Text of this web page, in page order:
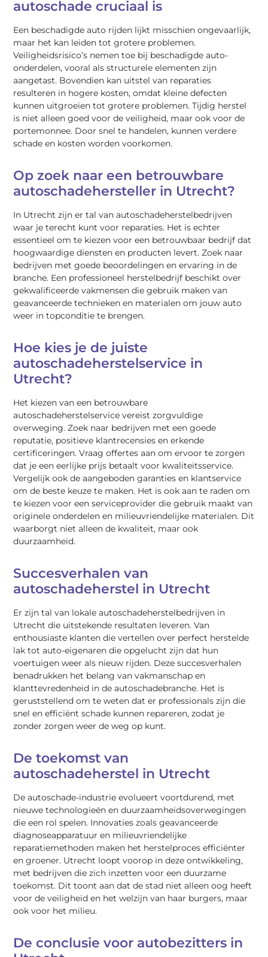
autoschade cruciaal is
Een beschadigde auto rijden lijkt misschien ongevaarlijk,
maar het kan leiden tot grotere problemen.
Veiligheidsrisico’s nemen toe bij beschadigde auto-
onderdelen, vooral als structurele elementen zijn
aangetast. Bovendien kan uitstel van reparaties
resulteren in hogere kosten, omdat kleine defecten
kunnen uitgroeien tot grotere problemen. Tijdig herstel
is niet alleen goed voor de veiligheid, maar ook voor de
portemonnee. Door snel te handelen, kunnen verdere
schade en kosten worden voorkomen.
Op zoek naar een betrouwbare
autoschadehersteller in Utrecht?
In Utrecht zijn er tal van autoschadeherstelbedrijven
waar je terecht kunt voor reparaties. Het is echter
essentieel om te kiezen voor een betrouwbaar bedrijf dat
hoogwaardige diensten en producten levert. Zoek naar
bedrijven met goede beoordelingen en ervaring in de
branche. Een professioneel herstelbedrijf beschikt over
gekwalificeerde vakmensen die gebruik maken van
geavanceerde technieken en materialen om jouw auto
weer in topconditie te brengen.
Hoe kies je de juiste
autoschadeherstelservice in
Utrecht?
Het kiezen van een betrouwbare
autoschadeherstelservice vereist zorgvuldige
overweging. Zoek naar bedrijven met een goede
reputatie, positieve klantrecensies en erkende
certificeringen. Vraag offertes aan om ervoor te zorgen
dat je een eerlijke prijs betaalt voor kwaliteitsservice.
Vergelijk ook de aangeboden garanties en klantservice
om de beste keuze te maken. Het is ook aan te raden om
te kiezen voor een serviceprovider die gebruik maakt van
originele onderdelen en milieuvriendelijke materialen. Dit
waarborgt niet alleen de kwaliteit, maar ook
duurzaamheid.
Succesverhalen van
autoschadeherstel in Utrecht
Er zijn tal van lokale autoschadeherstelbedrijven in
Utrecht die uitstekende resultaten leveren. Van
enthousiaste klanten die vertellen over perfect herstelde
lak tot auto-eigenaren die opgelucht zijn dat hun
voertuigen weer als nieuw rijden. Deze succesverhalen
benadrukken het belang van vakmanschap en
klanttevredenheid in de autoschadebranche. Het is
geruststellend om te weten dat er professionals zijn die
snel en efficiënt schade kunnen repareren, zodat je
zonder zorgen weer de weg op kunt.
De toekomst van
autoschadeherstel in Utrecht
De autoschade-industrie evolueert voortdurend, met
nieuwe technologieën en duurzaamheidsoverwegingen
die een rol spelen. Innovaties zoals geavanceerde
diagnoseapparatuur en milieuvriendelijke
reparatiemethoden maken het herstelproces efficiënter
en groener. Utrecht loopt voorop in deze ontwikkeling,
met bedrijven die zich inzetten voor een duurzame
toekomst. Dit toont aan dat de stad niet alleen oog heeft
voor de veiligheid en het welzijn van haar burgers, maar
ook voor het milieu.
De conclusie voor autobezitters in